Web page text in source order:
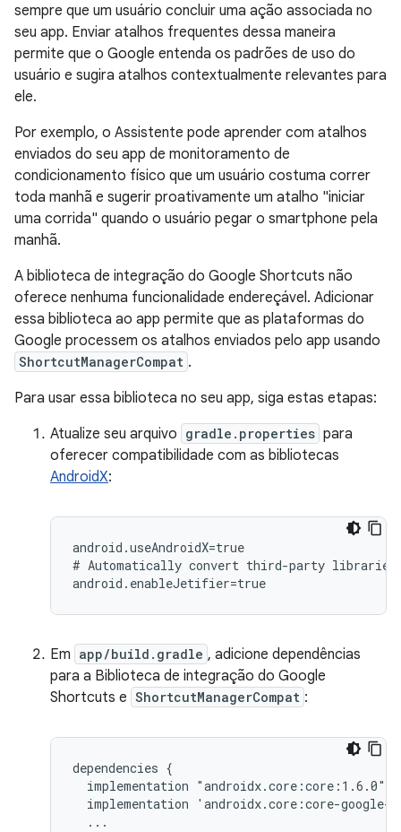
sempre que um usuário concluir uma ação associada no
seu app. Enviar atalhos frequentes dessa maneira
permite que o Google entenda os padrões de uso do
usuário e sugira atalhos contextualmente relevantes para
ele.
Por exemplo, o Assistente pode aprender com atalhos
enviados do seu app de monitoramento de
condicionamento físico que um usuário costuma correr
toda manhã e sugerir proativamente um atalho "iniciar
uma corrida" quando o usuário pegar o smartphone pela
manhã.
A biblioteca de integração do Google Shortcuts não
oferece nenhuma funcionalidade endereçável. Adicionar
essa biblioteca ao app permite que as plataformas do
Google processem os atalhos enviados pelo app usando
ShortcutManagerCompat .
Para usar essa biblioteca no seu app, siga estas etapas:
Atualize seu arquivo gradle.properties para
oferecer compatibilidade com as bibliotecas
AndroidX:
android.useAndroidX=true
# Automatically convert third-party libraries
Em app/build.gradle , adicione dependências
para a Biblioteca de integração do Google
Shortcuts e ShortcutManagerCompat :
dependencies
implementation
implementation
...